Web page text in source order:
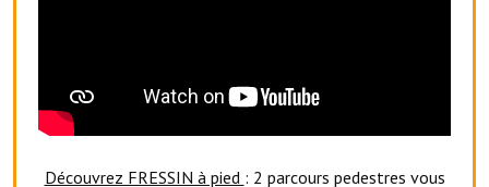
Le foyer de la Planquette
Découvrez FRESSIN à pied : 2 parcours pedestres vous